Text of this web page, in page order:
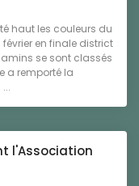
haut les couleurs du
février en finale district
se sont classés
a remporté la
l'Association